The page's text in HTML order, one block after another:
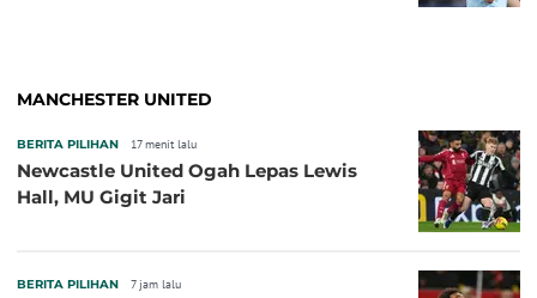
MANCHESTER UNITED
BERITA PILIHAN 17 menit lalu
Newcastle United Ogah Lepas Lewis
Hall, MU Gigit Jari
BERITA PILIHAN 7 jam lalu